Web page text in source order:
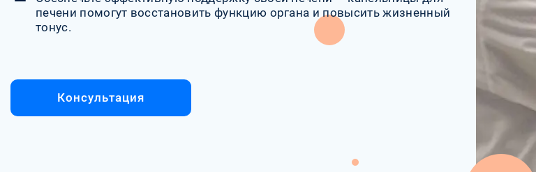
печени помогут восстановить функцию органа и повысить жизненный
тонус.
Консультация